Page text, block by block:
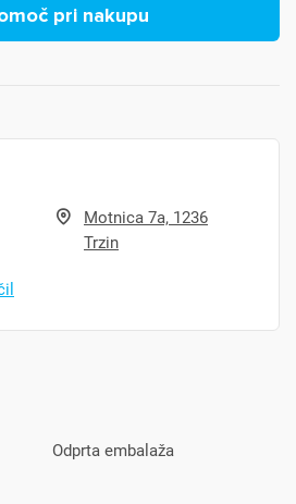
pri nakupu
Odprta embalaža
Motnica 7a, 1236
Trzin